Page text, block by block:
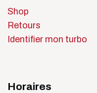
Shop
Retours
Identifier mon turbo
Horaires